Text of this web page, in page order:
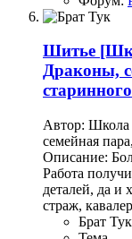
Шитье
Драконы,
Автор: Школа
семейная
Описание:
Работа
деталей, да и
страж,
Брат Тук